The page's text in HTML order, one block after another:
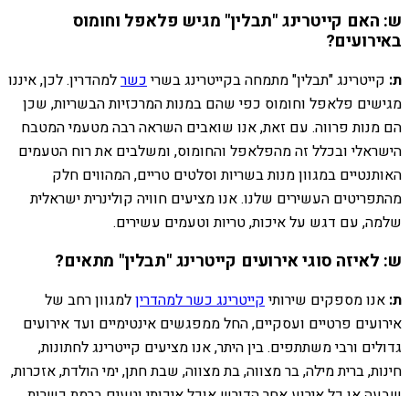
ש: האם קייטרינג "תבלין" מגיש פלאפל וחומוס
באירועים?
ת: קייטרינג "תבלין" מתמחה בקייטרינג בשרי כשרלמהדרין. לכן, איננו
מגישים פלאפל וחומוס כפי שהם במנות המרכזיות הבשריות, שכן
הם מנות פרווה. עם זאת, אנו שואבים השראה רבה מטעמי המטבח
הישראלי ובכלל זה מהפלאפל והחומוס, ומשלבים את רוח הטעמים
האותנטיים במגוון מנות בשריות וסלטים טריים, המהווים חלק
מהתפריטים העשירים שלנו. אנו מציעים חוויה קולינרית ישראלית
שלמה, עם דגש על איכות, טריות וטעמים עשירים.
ש: לאיזה סוגי אירועים קייטרינג "תבלין" מתאים?
ת: אנו מספקים שירותיקייטרינג כשר למהדריןלמגוון רחב של
אירועים פרטיים ועסקיים, החל ממפגשים אינטימיים ועד אירועים
גדולים ורבי משתתפים. בין היתר, אנו מציעים קייטרינג לחתונות,
חינות, ברית מילה, בר מצווה, בת מצווה, שבת חתן, ימי הולדת, אזכרות,